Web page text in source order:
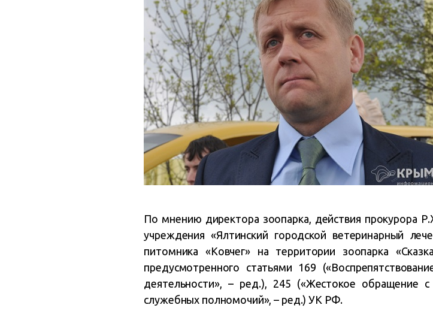
По мнению директора зоопарка, действия прокурора
учреждения «Ялтинский городской ветеринарный
питомника «Ковчег» на территории зоопарка
предусмотренного статьями 169
деятельности», – ред.), 245 («Жестокое
служебных полномочий», – ред.) УК РФ.